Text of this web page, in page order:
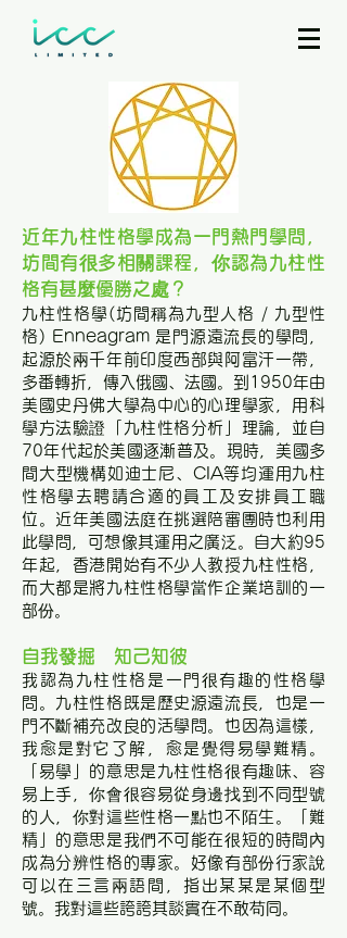
近年九柱性格學成為一門熱門學問，
坊間有很多相關課程，你認為九柱性
格有甚麼優勝之處？
九柱性格學(坊間稱為九型人格 / 九型性
格) Enneagram 是門源遠流長的學問，
起源於兩千年前印度西部與阿富汗一帶，
多番轉折，傳入俄國、法國。到1950年由
美國史丹佛大學為中心的心理學家，用科
學方法驗證「九柱性格分析」理論，並自
70年代起於美國逐漸普及。現時，美國多
間大型機構如迪士尼、CIA等均運用九柱
性格學去聘請合適的員工及安排員工職
位。近年美國法庭在挑選陪審團時也利用
此學問，可想像其運用之廣泛。自大約95
年起，香港開始有不少人教授九柱性格，
而大都是將九柱性格學當作企業培訓的一
部份。
自我發掘 知己知彼
我認為九柱性格是一門很有趣的性格學
問。九柱性格既是歷史源遠流長，也是一
門不斷補充改良的活學問。也因為這樣，
我愈是對它了解，愈是覺得易學難精。
「易學」的意思是九柱性格很有趣味、容
易上手，你會很容易從身邊找到不同型號
的人，你對這些性格一點也不陌生。「難
精」的意思是我們不可能在很短的時間內
成為分辨性格的專家。好像有部份行家說
可以在三言兩語間，指出某某是某個型
號。我對這些誇誇其談實在不敢苟同。